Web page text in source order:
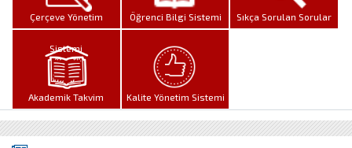
Çerçeve Yönetim
Sistemi
Öğrenci Bilgi Sistemi Sıkça Sorulan Sorular
Akademik Takvim Kalite Yönetim Sistemi